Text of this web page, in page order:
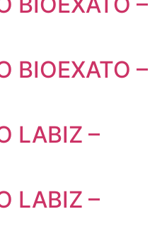
BIOEXATO –
LABIZ –
LABIZ –